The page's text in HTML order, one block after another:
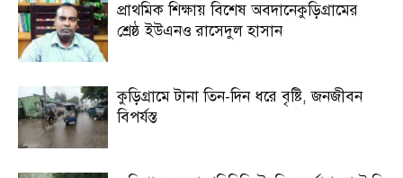
প্রাথমিক শিক্ষায় বিশেষ অবদানেকুড়িগ্রামের
শ্রেষ্ঠ ইউএনও রাসেদুল হাসান
কুড়িগ্রামে টানা তিন-দিন ধরে বৃষ্টি, জনজীবন
বিপর্যস্ত